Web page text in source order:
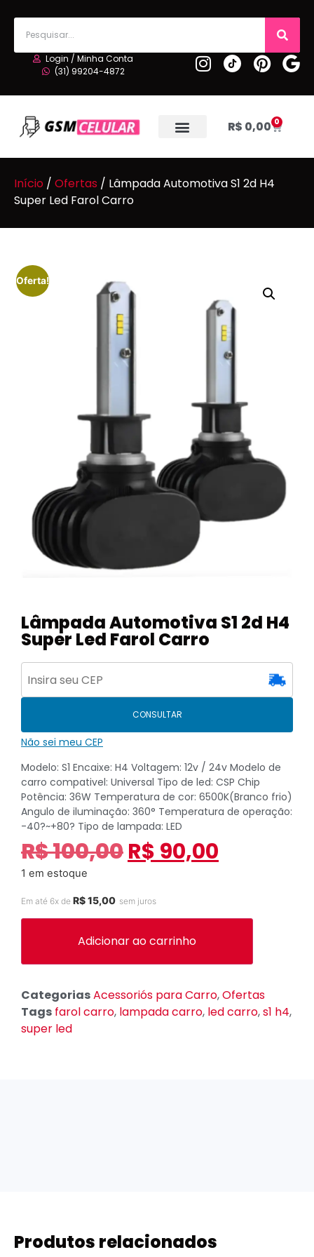
Login / Minha Conta
(31) 99204-4872
R$ 0,00 0
Início / Ofertas / Lâmpada Automotiva S1 2d H4
Super Led Farol Carro
Oferta!
Lâmpada Automotiva S1 2d H4
Super Led Farol Carro
CONSULTAR
Não sei meu CEP
Modelo: S1 Encaixe: H4 Voltagem: 12v / 24v Modelo de
carro compativel: Universal Tipo de led: CSP Chip
Potência: 36W Temperatura de cor: 6500K(Branco frio)
Angulo de iluminação: 360° Temperatura de operação:
-40?~+80? Tipo de lampada: LED
R$100,00R$ 90,00
1 em estoque
Em até 6x de R$15,00 sem juros
Adicionar ao carrinho
CategoriasAcessoriós para Carro,Ofertas
Tags farol carro, lampada carro, led carro,s1 h4,
super led
Produtos relacionados